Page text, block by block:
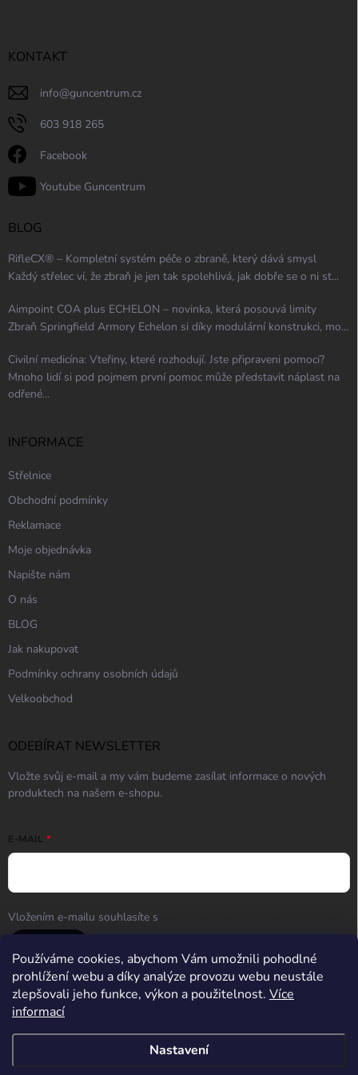
Používáme cookies, abychom Vám umožnili pohodlné
prohlížení webu a díky analýze provozu webu neustále
zlepšovali jeho funkce, výkon a použitelnost. Více
informací
Nastavení
KONTAKT
info@guncentrum.cz
603 918 265
Facebook
Youtube Guncentrum
BLOG
RifleCX® – Kompletní systém péče o zbraně, který dává smysl
Každý střelec ví, že zbraň je jen tak spolehlivá, jak dobře se o ni st...
Aimpoint COA plus ECHELON – novinka, která posouvá limity
Zbraň Springfield Armory Echelon si díky modulární konstrukci, mo...
Civilní medicína: Vteřiny, které rozhodují. Jste připraveni pomoci?
Mnoho lidí si pod pojmem první pomoc může představit náplast na
odřené...
INFORMACE
Střelnice
Obchodní podmínky
Reklamace
Moje objednávka
Napište nám
O nás
BLOG
Jak nakupovat
Podmínky ochrany osobních údajů
Velkoobchod
ODEBÍRAT NEWSLETTER
Vložte svůj e-mail a my vám budeme zasílat informace o nových
produktech na našem e-shopu.
E-MAIL
Vložením e-mailu souhlasíte s